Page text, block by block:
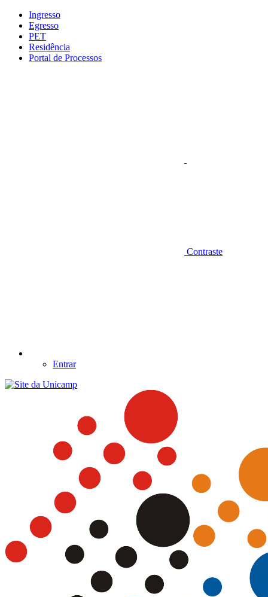
Conteúdo principal
Ingresso
Egresso
PET
Residência
Portal de Processos
Contraste
Entrar